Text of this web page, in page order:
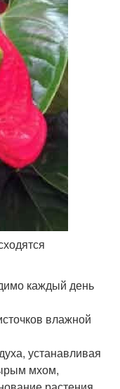
каждый день
влажной
устанавливая
мхом,